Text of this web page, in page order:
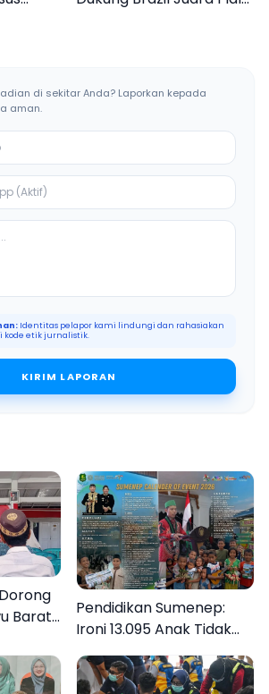
di sekitar Anda? Laporkan kepada
aman.
Identitas pelapor kami lindungi dan rahasiakan
kode etik jurnalistik.
KIRIM LAPORAN
Barat
Pendidikan Sumenep:
Ironi 13.095 Anak Tidak
Sekolah Menyaksikan
Semarak Festival